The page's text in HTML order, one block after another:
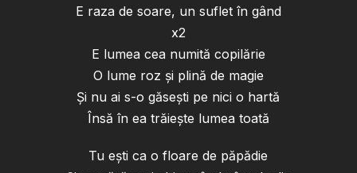
E raza de soare, un suflet în gând
x2
E lumea cea numită copilărie
O lume roz și plină de magie
Și nu ai s-o găsești pe nici o hartă
Însă în ea trăiește lumea toată
Tu ești ca o floare de păpădie